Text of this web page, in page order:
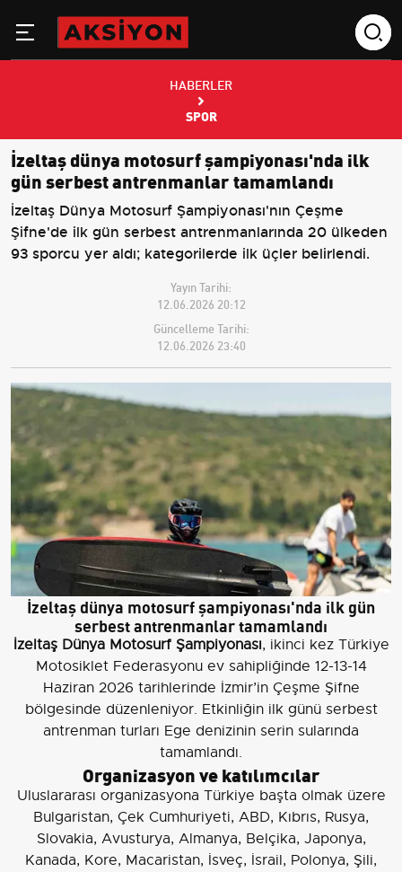
HABERLER
SPOR
İzeltaş dünya motosurf şampiyonası'nda ilk
gün serbest antrenmanlar tamamlandı
İzeltaş Dünya Motosurf Şampiyonası'nın Çeşme
Şifne'de ilk gün serbest antrenmanlarında 20 ülkeden
93 sporcu yer aldı; kategorilerde ilk üçler belirlendi.
Yayın Tarihi:
12.06.2026 20:12
Güncelleme Tarihi:
12.06.2026 23:40
İzeltaş dünya motosurf şampiyonası'nda ilk gün
serbest antrenmanlar tamamlandı
İzeltaş Dünya Motosurf Şampiyonası, ikinci kez Türkiye
Motosiklet Federasyonu ev sahipliğinde 12-13-14
Haziran 2026 tarihlerinde İzmir’in Çeşme Şifne
bölgesinde düzenleniyor. Etkinliğin ilk günü serbest
antrenman turları Ege denizinin serin sularında
tamamlandı.
Organizasyon ve katılımcılar
Uluslararası organizasyona Türkiye başta olmak üzere
Bulgaristan, Çek Cumhuriyeti, ABD, Kıbrıs, Rusya,
Slovakia, Avusturya, Almanya, Belçika, Japonya,
Kanada, Kore, Macaristan, İsveç, İsrail, Polonya, Şili,